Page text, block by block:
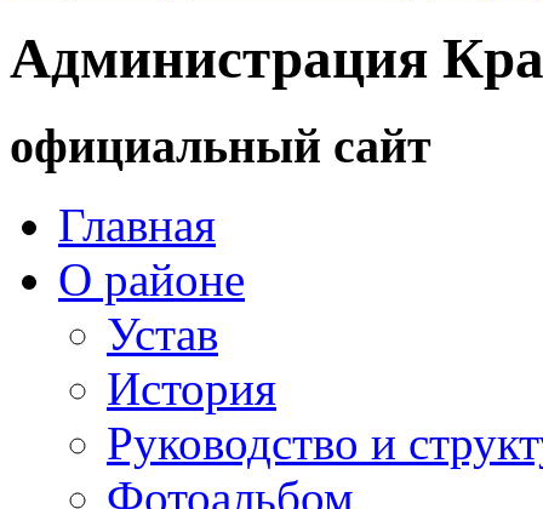
Администрация
официальный сайт
Главная
О районе
Устав
История
Руководство и
Фотоальбом